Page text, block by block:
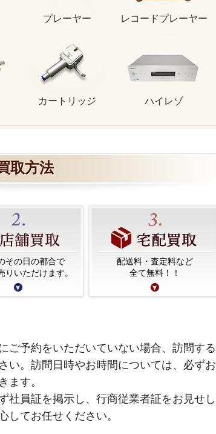
プレーヤー レコードプレーヤー
カートリッジ ハイレゾ
取方法
その日の都合で
りいただけます。
配送料・査定料など
全て無料！！
ご予約をいただいていない場合、訪問する
い。訪問日時やお時間については、必ずお
ます。
社員証を掲示し、行商従業者証をお見せし
してお任せください。